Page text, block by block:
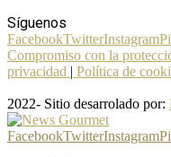
Síguenos
FacebookTwitterInstagram
Compromiso con la
privacidad | Política de
2022- Sitio desarrolado por:
FacebookTwitterInstagram